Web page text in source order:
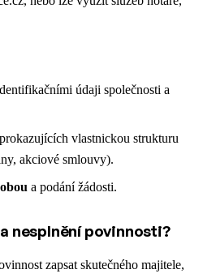
údaji společnosti a
prokazujících vlastnickou strukturu
akciové smlouvy).
a podání žádosti.
nesplnění povinnosti?
zapsat skutečného majitele,